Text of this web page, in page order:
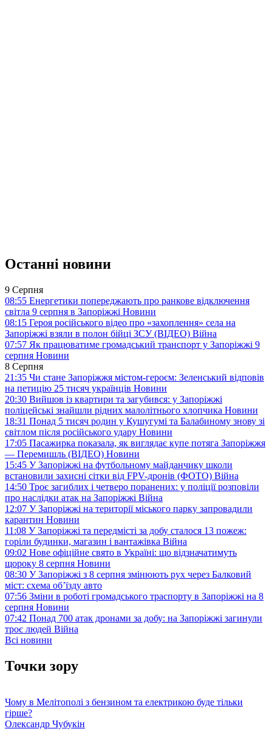
Останні новини
9 Серпня
08:55 Енергетики попереджають про ранкове відключення
світла 9 серпня в Запоріжжі Новини
08:15 Героя російського відео про «захоплення» села на
Запоріжжі взяли в полон бійці ЗСУ (ВІДЕО) Війна
07:57 Як працюватиме громадський транспорт у Запоріжжі 9
серпня Новини
8 Серпня
21:35 Чи стане Запоріжжя містом-героєм: Зеленський відповів
на петицію 25 тисяч українців Новини
20:30 Вийшов із квартири та загубився: у Запоріжжі
поліцейські знайшли рідних малолітнього хлопчика Новини
18:31 Понад 5 тисяч родин у Кушугумі та Балабиному знову зі
світлом після російського удару Новини
17:05 Пасажирка показала, як виглядає купе потяга Запоріжжя
— Перемишль (ВІДЕО) Новини
15:45 У Запоріжжі на футбольному майданчику школи
встановили захисні сітки від FPV-дронів (ФОТО) Війна
14:50 Троє загиблих і четверо поранених: у поліції розповіли
про наслідки атак на Запоріжжі Війна
12:07 У Запоріжжі на території міського парку запровадили
карантин Новини
11:08 У Запоріжжі та передмісті за добу сталося 13 пожеж:
горіли будинки, магазин і вантажівка Війна
09:02 Нове офіційне свято в Україні: що відзначатимуть
щороку 8 серпня Новини
08:30 У Запоріжжі з 8 серпня змінюють рух через Балковий
міст: схема об’їзду авто
07:56 Зміни в роботі громадського траспорту в Запоріжжі на 8
серпня Новини
07:42 Понад 700 атак дронами за добу: на Запоріжжі загинули
троє людей Війна
Всі новини
Точки зору
Чому в Мелітополі з бензином та електрикою буде тільки
гірше?
Олександр Чубукін